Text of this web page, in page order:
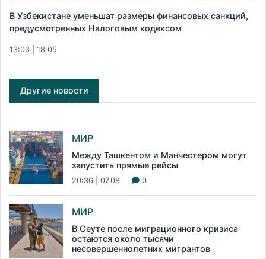
В Узбекистане уменьшат размеры финансовых санкций,
предусмотренных Налоговым кодексом
13:03 | 18.05
Другие новости
МИР
Между Ташкентом и Манчестером могут
запустить прямые рейсы
20:36 | 07.08 0
МИР
В Сеуте после миграционного кризиса
остаются около тысячи
несовершеннолетних мигрантов